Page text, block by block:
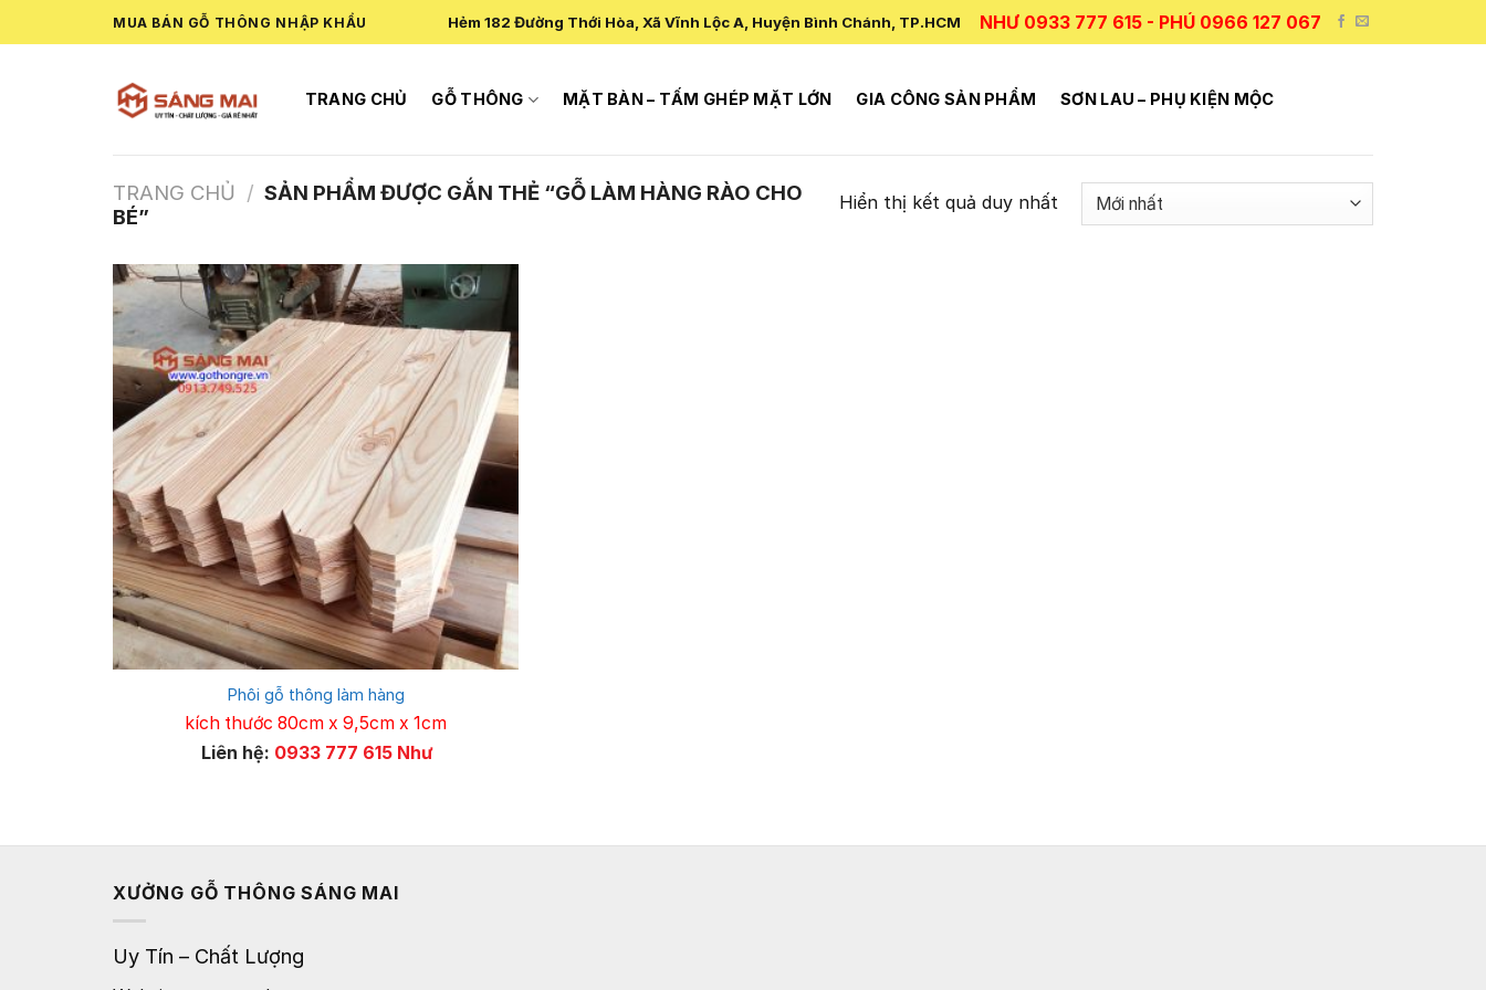
to
MUA BÁN GỖ THÔNG NHẬP KHẨU Hẻm 182 Đường Thới Hòa, Xã Vĩnh Lộc A, Huyện Bình Chánh, TP.HCM NHƯ 0933 777 615 - PHÚ 0966 127 067
TRANG CHỦ GỖ THÔNG MẶT BÀN – TẤM GHÉP MẶT LỚN GIA CÔNG SẢN PHẨM SƠN LAU – PHỤ KIỆN MỘC
TRANG CHỦ / SẢN PHẨM ĐƯỢC GẮN THẺ “GỖ LÀM HÀNG RÀO CHO
BÉ”
Hiển thị kết quả duy nhất
Phôi gỗ thông làm hàng
kích thước 80cm x 9,5cm x 1cm
Liên hệ: 0933 777 615 Như
XƯỞNG GỖ THÔNG SÁNG MAI
Uy Tín – Chất Lượng